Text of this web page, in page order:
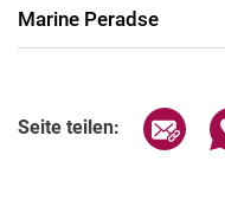
Marine Peradse
Seite teilen: